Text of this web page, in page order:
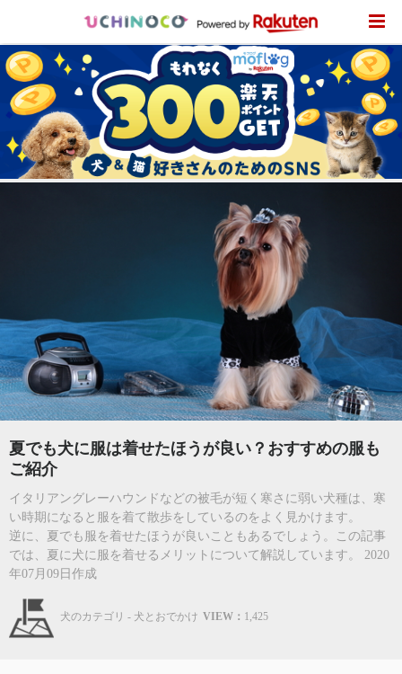
夏でも犬に服は着せたほうが良い？おすすめの服も
ご紹介
イタリアングレーハウンドなどの被毛が短く寒さに弱い犬種は、寒
い時期になると服を着て散歩をしているのをよく見かけます。
逆に、夏でも服を着せたほうが良いこともあるでしょう。この記事
では、夏に犬に服を着せるメリットについて解説しています。 2020
年07月09日作成
犬のカテゴリ - 犬とおでかけ VIEW： 1,425